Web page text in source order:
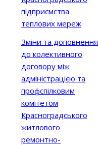
підприємства
теплових мереж
Зміни та доповнення
до колективного
договору між
адміністрацією та
профспілковим
комітетом
Красноградського
житлового
ремонтно-